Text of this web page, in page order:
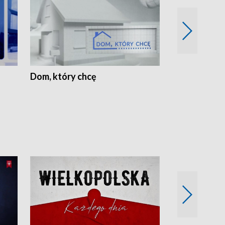
Dom, który chcę